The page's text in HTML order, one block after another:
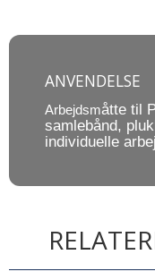
ANVENDELSE
Arbejdsmåtte til
samlebånd,
individuelle